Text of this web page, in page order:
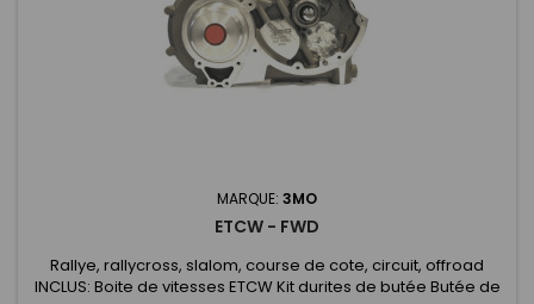
MARQUE: 3MO
ETCW - FWD
Rallye, rallycross, slalom, course de cote, circuit, offroad
INCLUS: Boite de vitesses ETCW Kit durites de butée Butée de